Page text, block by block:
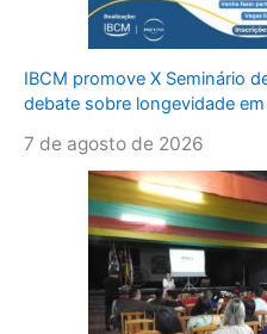
IBCM promove X Seminário
debate sobre longevidade
7 de agosto de 2026